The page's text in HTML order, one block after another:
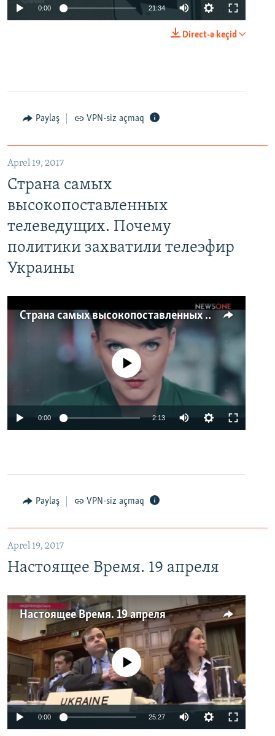
0:00 21:34
Direct-ə keçid
Paylaş VPN-siz açmaq
Aprel 19, 2017
Страна самых
высокопоставленных
телеведущих. Почему
политики захватили телеэфир
Украины
Страна самых высокопоставленных телеведущих. Почему политики захватили телеэфир Украины
No media source currently available
0:00 2:13
Paylaş VPN-siz açmaq
Aprel 19, 2017
Настоящее Время. 19 апреля
Настоящее Время. 19 апреля
No media source currently available
0:00 25:27